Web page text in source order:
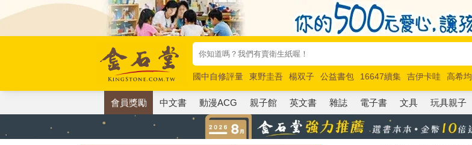
國中自修評量 東野圭吾 楊双子 公益書包 16647續集 吉伊卡哇 高希均
唯紅花綻放
奧德賽 路邊攤新作 馬斯克 玩具總動員5 超慢跑
會員獎勵 中文書 動漫ACG 親子館 英文書 雜誌 電子書 文具 玩具親子